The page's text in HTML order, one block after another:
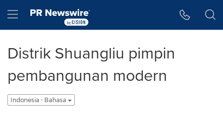
Hamburger menu
Distrik Shuangliu pimpin
pembangunan modern
Indonesia - Bahasa